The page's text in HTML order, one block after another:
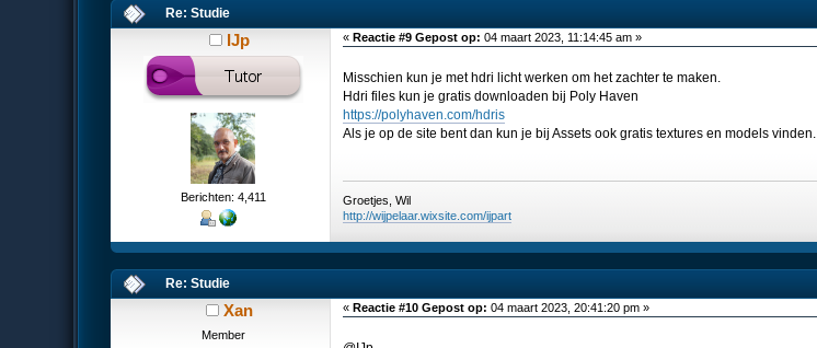
Re: Studie
IJp
Berichten: 4,411
«Reactie #9 Gepost op: 04 maart 2023, 11:14:45 am »
Misschien kun je met hdri licht werken om het zachter te maken.
Hdri files kun je gratis downloaden bij Poly Haven
https://polyhaven.com/hdris
Als je op de site bent dan kun je bij Assets ook gratis textures en models vinden.
Groetjes, Wil
http://wijpelaar.wixsite.com/ijpart
Re: Studie
Xan
Member
« Reactie #10 Gepost op: 04 maart 2023, 20:41:20 pm »